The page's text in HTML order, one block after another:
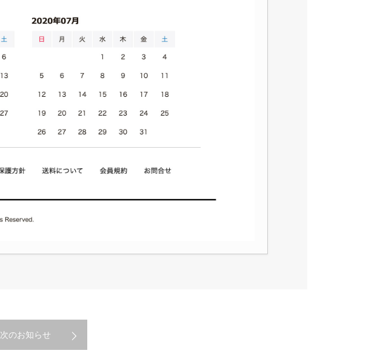
次のお知らせ